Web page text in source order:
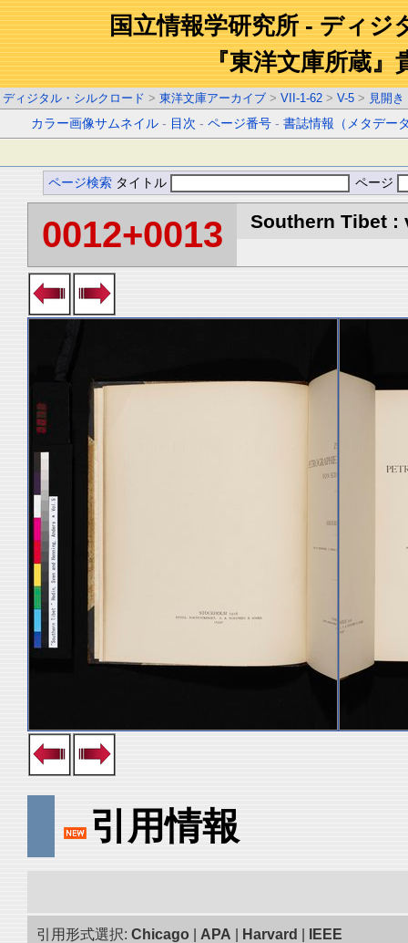
国立情報学研究所 - ディジ
『東洋文庫所蔵』
ディジタル・シルクロード > 東洋文庫アーカイブ > VII-1-62 > V-5 > 見開き
カラー画像サムネイル - 目次 -ページ番号 -書誌情報（メタデー
ページ検索 タイトル ページ
0012+0013 Southern Tibet :
引用情報
引用形式選択: Chicago APA Harvard IEEE